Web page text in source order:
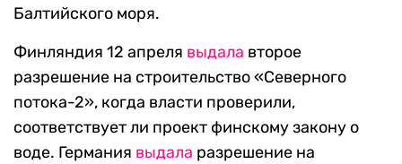
Балтийского моря.
Финляндия 12 апреля выдала второе
разрешение на строительство «Северного
потока-2», когда власти проверили,
соответствует ли проект финскому закону о
воде. Германия выдала разрешение на